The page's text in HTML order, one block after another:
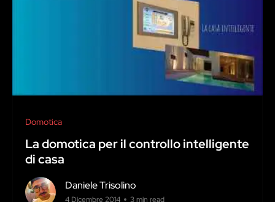
Domotica
La domotica per il controllo intelligente
di casa
Daniele Trisolino
4 Dicembre 2014 3 min read